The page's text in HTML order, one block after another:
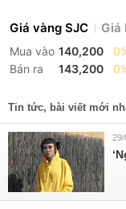
Giá vàng SJC Giá
Mua vào 140,200
Bán ra
143,200
Tin tức, bài viết mới
29/